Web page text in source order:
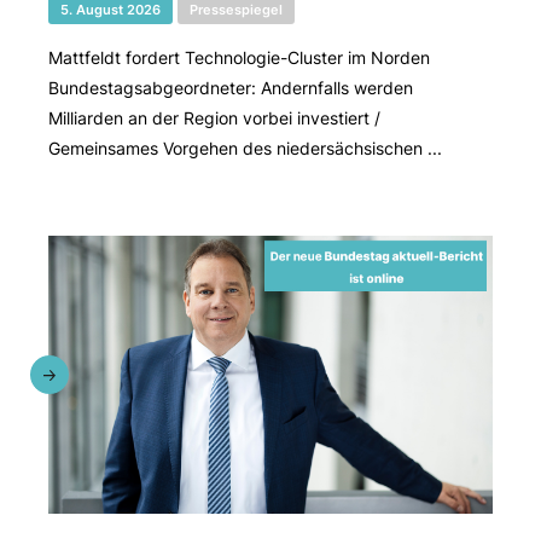
5. August 2026 Pressespiegel
Mattfeldt fordert Technologie-Cluster im Norden
Bundestagsabgeordneter: Andernfalls werden
Milliarden an der Region vorbei investiert /
Gemeinsames Vorgehen des niedersächsischen ...